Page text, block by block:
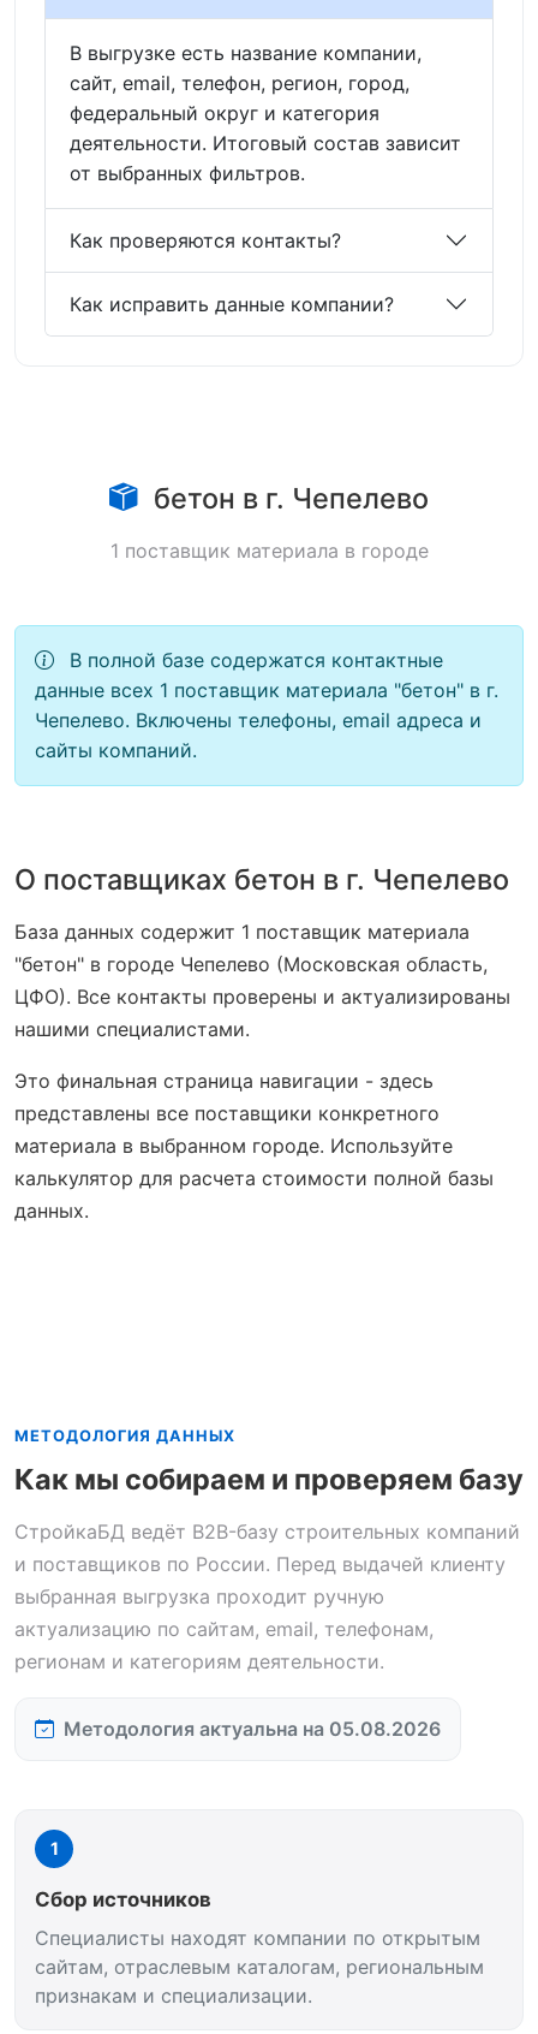
В выгрузке есть название компании,
сайт, email, телефон, регион, город,
федеральный округ и категория
деятельности. Итоговый состав зависит
от выбранных фильтров.
Как проверяются контакты?
Как исправить данные компании?
бетон в г. Чепелево
1 поставщик материала в городе
В полной базе содержатся контактные
данные всех 1 поставщик материала "бетон" в г.
Чепелево. Включены телефоны, email адреса и
сайты компаний.
О поставщиках бетон в г. Чепелево
База данных содержит 1 поставщик материала
"бетон" в городе Чепелево (Московская область,
ЦФО). Все контакты проверены и актуализированы
нашими специалистами.
Это финальная страница навигации - здесь
представлены все поставщики конкретного
материала в выбранном городе. Используйте
калькулятор для расчета стоимости полной базы
данных.
МЕТОДОЛОГИЯ ДАННЫХ
Как мы собираем и проверяем базу
СтройкаБД ведёт B2B-базу строительных компаний
и поставщиков по России. Перед выдачей клиенту
выбранная выгрузка проходит ручную
актуализацию по сайтам, email, телефонам,
регионам и категориям деятельности.
Методология актуальна на 05.08.2026
1
Сбор источников
Специалисты находят компании по открытым
сайтам, отраслевым каталогам, региональным
признакам и специализации.